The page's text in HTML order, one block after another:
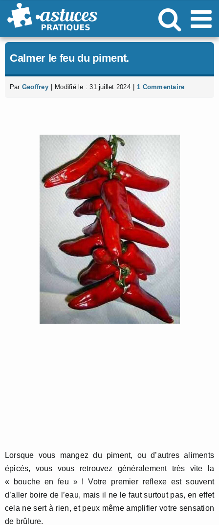
Passer
au
Calmer le feu du piment.
Par Geoffrey Modifié le : 31 juillet 2024 1 Commentaire
Lorsque vous mangez du piment, ou d’autres aliments
épicés, vous vous retrouvez généralement très vite la
« bouche en feu » ! Votre premier reflexe est souvent
d’aller boire de l’eau, mais il ne le faut surtout pas, en effet
cela ne sert à rien, et peux même amplifier votre sensation
de brûlure.